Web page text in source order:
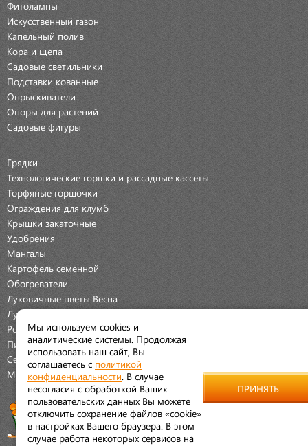
Фитолампы
Искусственный газон
Капельный полив
Кора и щепа
Садовые светильники
Подставки кованные
Опрыскиватели
Опоры для растений
Садовые фигуры
Грядки
Технологические горшки и рассадные кассеты
Торфяные горшочки
Ограждения для клумб
Крышки закаточные
Удобрения
Мангалы
Картофель семенной
Обогреватели
Луковичные цветы Весна
Луковичные цветы Осень
Розы
Пионы
Семена Овощей
Мраморная крошка
Мы используем cookies и
аналитические системы. Продолжая
использовать наш сайт, Вы
соглашаетесь с политикой
конфиденциальности . В случае
несогласия с обработкой Ваших
пользовательских данных Вы можете
отключить сохранение файлов «cookie»
в настройках Вашего браузера. В этом
случае работа некоторых сервисов на
ПРИНЯТЬ